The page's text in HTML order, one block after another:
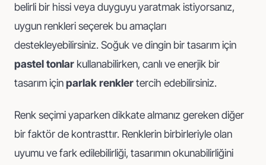
belirli bir hissi veya duyguyu yaratmak istiyorsanız,
uygun renkleri seçerek bu amaçları
destekleyebilirsiniz. Soğuk ve dingin bir tasarım için
pastel tonlar kullanabilirken, canlı ve enerjik bir
tasarım içinparlak renklertercih edebilirsiniz.
Renk seçimi yaparken dikkate almanız gereken diğer
bir faktör de kontrasttır. Renklerin birbirleriyle olan
uyumu ve fark edilebilirliği, tasarımın okunabilirliğini